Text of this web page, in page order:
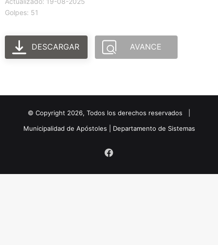
Golpes: 51
DESCARGAR AVANCE
© Copyright 2026, Todos los derechos reservados |
Municipalidad de Apóstoles | Departamento de Sistemas
Facebook